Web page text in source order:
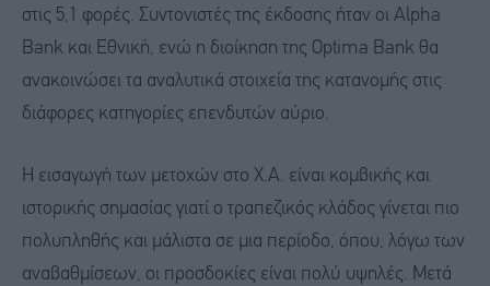
στις 5,1 φορές. Συντονιστές της έκδοσης ήταν οι Alpha
Bank και Εθνική, ενώ η διοίκηση της Optima Bank θα
ανακοινώσει τα αναλυτικά στοιχεία της κατανομής στις
διάφορες κατηγορίες επενδυτών αύριο.
Η εισαγωγή των μετοχών στο Χ.Α. είναι κομβικής και
ιστορικής σημασίας γιατί ο τραπεζικός κλάδος γίνεται πιο
πολυπληθής και μάλιστα σε μια περίοδο, όπου, λόγω των
αναβαθμίσεων, οι προσδοκίες είναι πολύ υψηλές. Μετά